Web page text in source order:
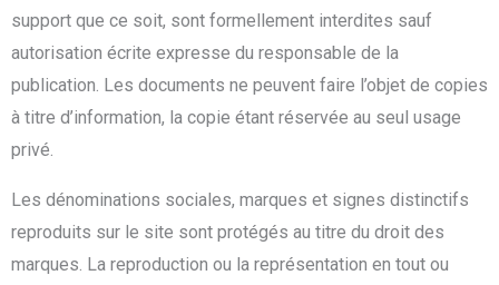
support que ce soit, sont formellement interdites sauf
autorisation écrite expresse du responsable de la
publication. Les documents ne peuvent faire l’objet de copies
à titre d’information, la copie étant réservée au seul usage
privé.
Les dénominations sociales, marques et signes distinctifs
reproduits sur le site sont protégés au titre du droit des
marques. La reproduction ou la représentation en tout ou